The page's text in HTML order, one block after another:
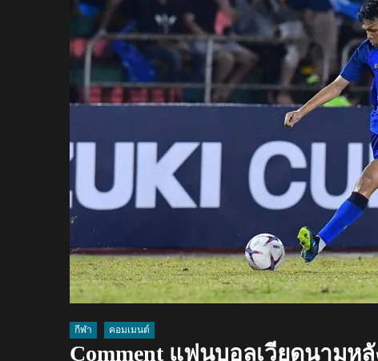
กีฬา คอมเมนต์
Comment แฟนบอลเวียดนามห